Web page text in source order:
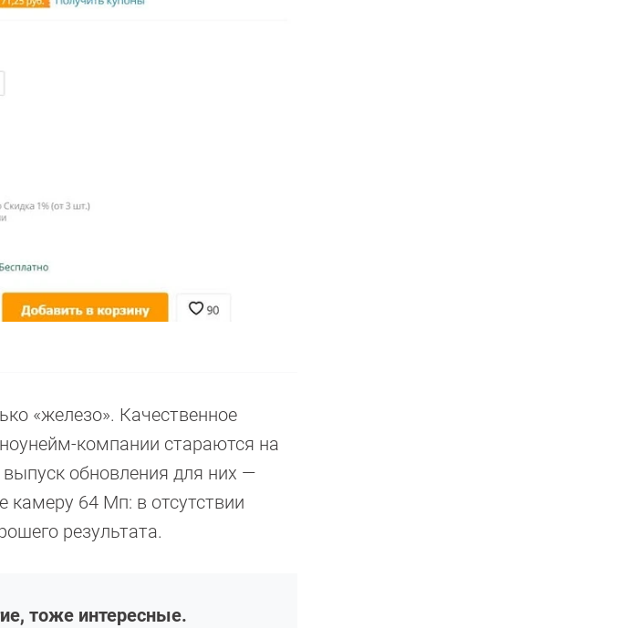
«железо». Качественное
компании стараются на
обновления для них —
64 Мп: в отсутствии
результата.
тоже интересные.